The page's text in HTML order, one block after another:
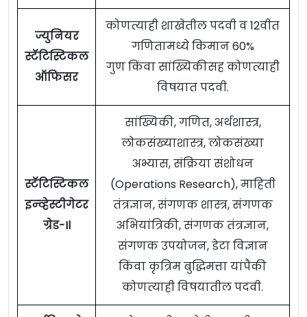
ज्युनियर
स्टॅटिस्टिकल
ऑफिसर
कोणत्याही शाखेतील पदवी व 12वीत
गणितामध्ये किमान 60%
गुण किंवा सांख्यिकीसह कोणत्याही
विषयात पदवी.
स्टॅटिस्टिकल
इन्व्हेस्टीगेटर
ग्रेड-Il
सांख्यिकी, गणित, अर्थशास्त्र,
लोकसंख्याशास्त्र, लोकसंख्या
अभ्यास, संक्रिया संशोधन
(Operations Research), माहिती
तंत्रज्ञान, संगणक शास्त्र, संगणक
अभियांत्रिकी, संगणक तंत्रज्ञान,
संगणक उपयोजन, डेटा विज्ञान
किंवा कृत्रिम बुद्धिमत्ता यांपैकी
कोणत्याही विषयातील पदवी.